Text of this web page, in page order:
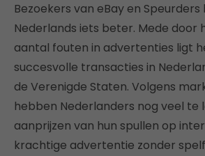
Bezoekers van eBay en
Nederlands iets beter. Mede
aantal fouten in advertenties ligt
succesvolle transacties in
de Verenigde Staten. Volgens
hebben Nederlanders nog veel te
aanprijzen van hun spullen op
krachtige advertentie zonder